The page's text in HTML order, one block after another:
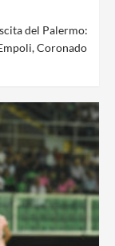
del Palermo:
Coronado